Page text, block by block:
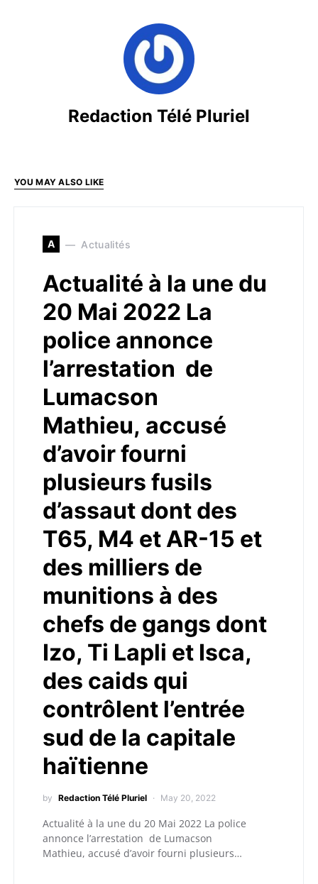
Redaction Télé Pluriel
YOU MAY ALSO LIKE
A Actualités
Actualité à la une du
20 Mai 2022 La
police annonce
l’arrestation de
Lumacson
Mathieu, accusé
d’avoir fourni
plusieurs fusils
d’assaut dont des
T65, M4 et AR-15 et
des milliers de
munitions à des
chefs de gangs dont
Izo, Ti Lapli et Isca,
des caids qui
contrôlent l’entrée
sud de la capitale
haïtienne
by Redaction Télé Pluriel May 20, 2022
Actualité à la une du 20 Mai 2022 La police
annonce l’arrestation de Lumacson
Mathieu, accusé d’avoir fourni plusieurs…